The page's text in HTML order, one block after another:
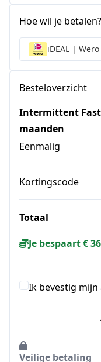
Hoe wil je betalen?
iDEAL | Wero
Besteloverzicht
Intermittent
maanden
Eenmalig
Kortingscode
Totaal
Je bespaart €
Ik bevestig mijn
Veilige betaling